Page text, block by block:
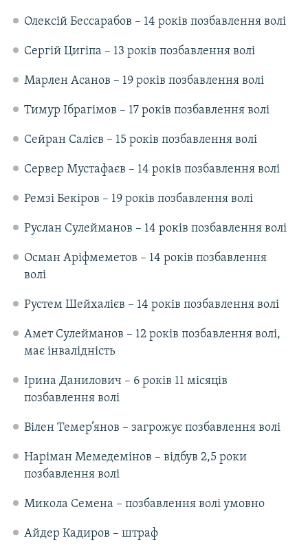
Олексій Бессарабов – 14 років позбавлення волі
Сергій Цигіпа – 13 років позбавлення волі
Марлен Асанов – 19 років позбавлення волі
Тимур Ібрагімов – 17 років позбавлення волі
Сейран Салієв – 15 років позбавлення волі
Сервер Мустафаєв – 14 років позбавлення волі
Ремзі Бекіров – 19 років позбавлення волі
Руслан Сулейманов – 14 років позбавлення волі
Осман Аріфмеметов – 14 років позбавлення
волі
Рустем Шейхалієв – 14 років позбавлення волі
Амет Сулейманов – 12 років позбавлення волі,
має інвалідність
Ірина Данилович – 6 років 11 місяців
позбавлення волі
Вілен Темер’янов – загрожує позбавлення волі
Наріман Мемедемінов – відбув 2,5 роки
позбавлення волі
Микола Семена – позбавлення волі умовно
Айдер Кадиров – штраф